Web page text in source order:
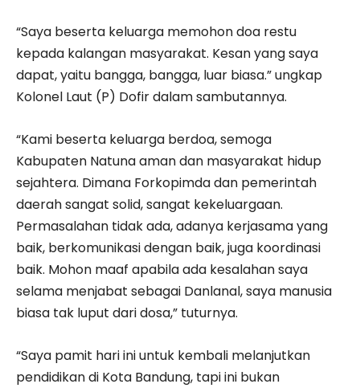
“Saya beserta keluarga memohon doa restu
kepada kalangan masyarakat. Kesan yang saya
dapat, yaitu bangga, bangga, luar biasa.” ungkap
Kolonel Laut (P) Dofir dalam sambutannya.
“Kami beserta keluarga berdoa, semoga
Kabupaten Natuna aman dan masyarakat hidup
sejahtera. Dimana Forkopimda dan pemerintah
daerah sangat solid, sangat kekeluargaan.
Permasalahan tidak ada, adanya kerjasama yang
baik, berkomunikasi dengan baik, juga koordinasi
baik. Mohon maaf apabila ada kesalahan saya
selama menjabat sebagai Danlanal, saya manusia
biasa tak luput dari dosa,” tuturnya.
“Saya pamit hari ini untuk kembali melanjutkan
pendidikan di Kota Bandung, tapi ini bukan